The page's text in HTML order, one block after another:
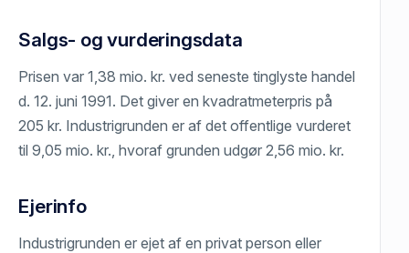
Salgs- og vurderingsdata
Prisen var 1,38 mio. kr. ved seneste tinglyste handel
d. 12. juni 1991. Det giver en kvadratmeterpris på
205 kr. Industrigrunden er af det offentlige vurderet
til 9,05 mio. kr., hvoraf grunden udgør 2,56 mio. kr.
Ejerinfo
Industrigrunden er ejet af en privat person eller